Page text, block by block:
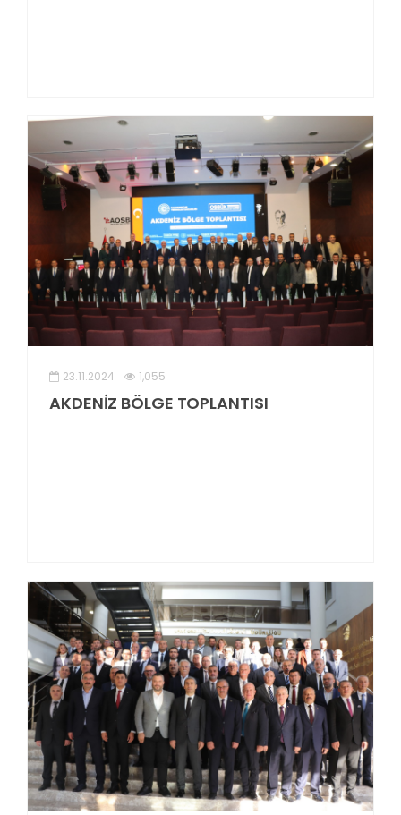
23.11.2024 1,055
AKDENİZ BÖLGE TOPLANTISI